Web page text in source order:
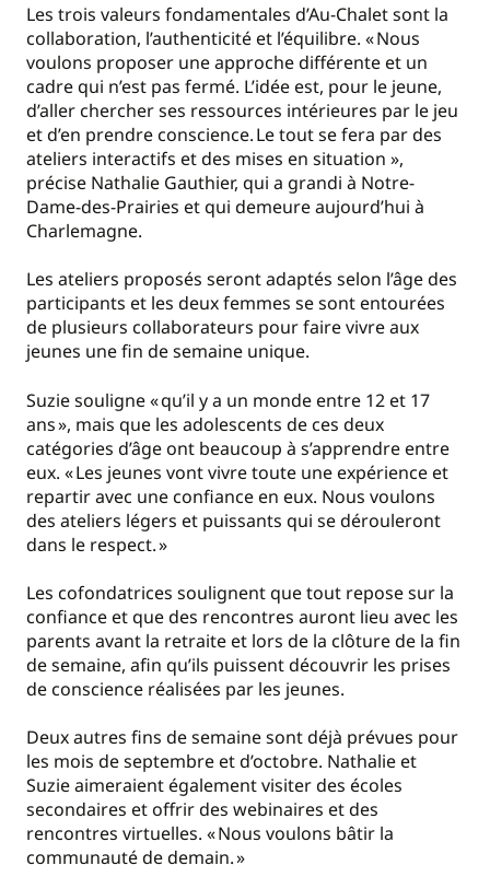
Les trois valeurs fondamentales d’Au-Chalet sont la
collaboration, l’authenticité et l’équilibre. « Nous
voulons proposer une approche différente et un
cadre qui n’est pas fermé. L’idée est, pour le jeune,
d’aller chercher ses ressources intérieures par le jeu
et d’en prendre conscience. Le tout se fera par des
ateliers interactifs et des mises en situation »,
précise Nathalie Gauthier, qui a grandi à Notre-
Dame-des-Prairies et qui demeure aujourd’hui à
Charlemagne.
Les ateliers proposés seront adaptés selon l’âge des
participants et les deux femmes se sont entourées
de plusieurs collaborateurs pour faire vivre aux
jeunes une fin de semaine unique.
Suzie souligne « qu’il y a un monde entre 12 et 17
ans », mais que les adolescents de ces deux
catégories d’âge ont beaucoup à s’apprendre entre
eux. « Les jeunes vont vivre toute une expérience et
repartir avec une confiance en eux. Nous voulons
des ateliers légers et puissants qui se dérouleront
dans le respect. »
Les cofondatrices soulignent que tout repose sur la
confiance et que des rencontres auront lieu avec les
parents avant la retraite et lors de la clôture de la fin
de semaine, afin qu’ils puissent découvrir les prises
de conscience réalisées par les jeunes.
Deux autres fins de semaine sont déjà prévues pour
les mois de septembre et d’octobre. Nathalie et
Suzie aimeraient également visiter des écoles
secondaires et offrir des webinaires et des
rencontres virtuelles. « Nous voulons bâtir la
communauté de demain. »